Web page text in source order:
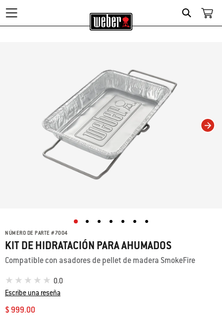
Search
NÚMERO DE PARTE #7004
KIT DE HIDRATACIÓN PARA AHUMADOS
Compatible con asadores de pellet de madera SmokeFire
0.0
Escribe una reseña
$ 999.00